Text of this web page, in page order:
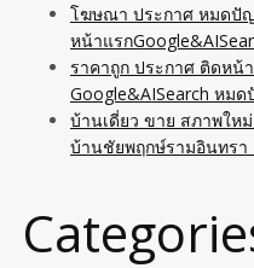
โฆษณา ประกาศ หมดปั
หน้าแรก
ราคาถูก ประกาศ ติดห
Google&AISearch หม
บ้านเดี่ยว ขาย สภาพให
บ้านชัยพฤกษ์รามอินทรา